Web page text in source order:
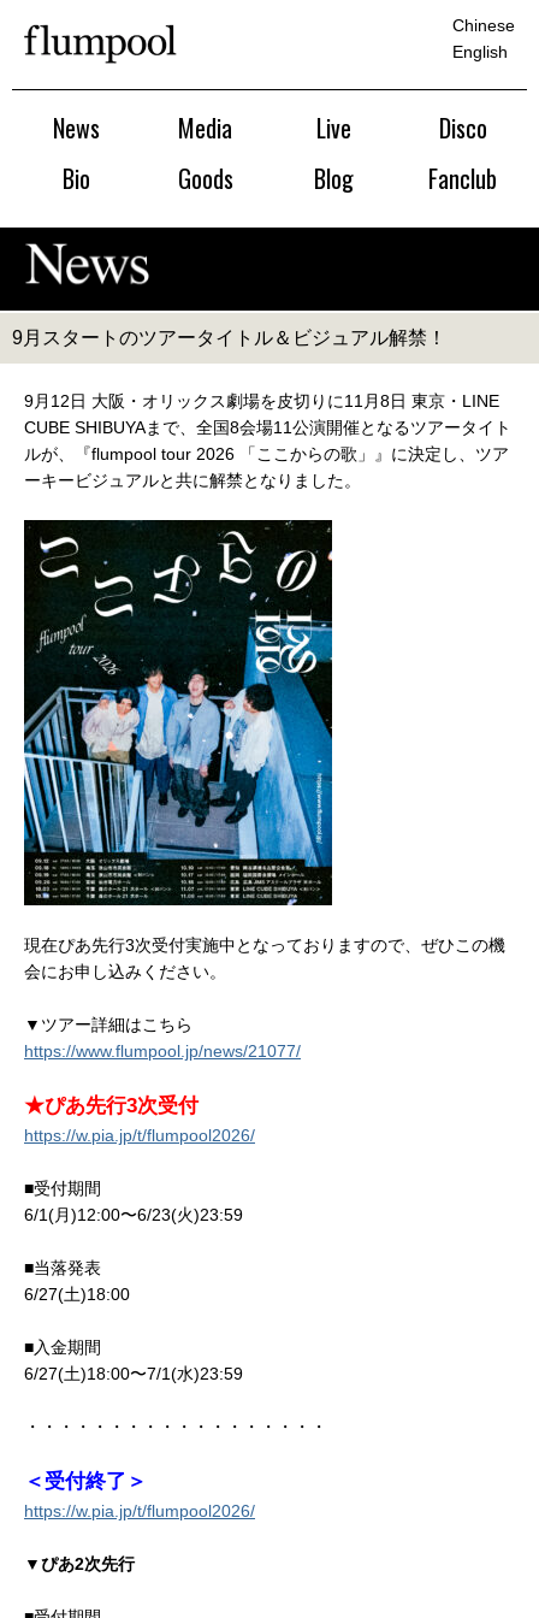
News Media Live
Disco
Bio
Goods Blog Fanclub
Chinese
English
9月スタートのツアータイトル＆ビジュアル解禁！
9月12日 大阪・オリックス劇場を皮切りに11月8日 東京・LINE
CUBE SHIBUYAまで、全国8会場11公演開催となるツアータイト
ルが、『flumpool tour 2026 「ここからの歌」』に決定し、ツア
ーキービジュアルと共に解禁となりました。
現在ぴあ先行3次受付実施中となっておりますので、ぜひこの機
会にお申し込みください。
▼ツアー詳細はこちら
https://www.flumpool.jp/news/21077/
★ぴあ先行3次受付
https://w.pia.jp/t/flumpool2026/
■受付期間
6/1(月)12:00〜6/23(火)23:59
■当落発表
6/27(土)18:00
■入金期間
6/27(土)18:00〜7/1(水)23:59
・・・・・・・・・・・・・・・・・・
＜受付終了＞
https://w.pia.jp/t/flumpool2026/
▼ぴあ2次先行